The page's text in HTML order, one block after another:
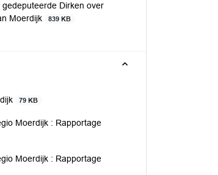
Dirken over
Moerdijk
839 KB
79 KB
Moerdijk : Rapportage
Moerdijk : Rapportage